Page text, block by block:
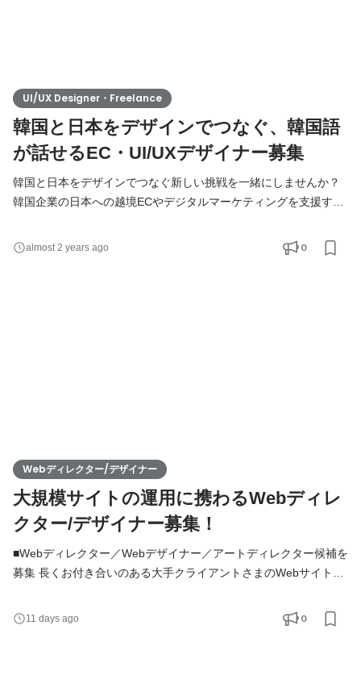
UI/UX Designer・Freelance
韓国と日本をデザインでつなぐ、韓国語
が話せるEC・UI/UXデザイナー募集
韓国と日本をデザインでつなぐ新しい挑戦を一緒にしませんか？
韓国企業の日本への越境ECやデジタルマーケティングを支援する
ています。 また、日本の韓国向けデジタルマーケティングのクリ
エイティブ制作や、日本法人の韓国現地クリエイティブ制作にも
almost 2 years ago 0
Webディレクター/デザイナー
大規模サイトの運用に携わるWebディレ
クター/デザイナー募集！
■Webディレクター／Webデザイナー／アートディレクター候補を
募集 長くお付き合いのある大手クライアントさまのWebサイト運
バナー作成 など）から、LPのデザイン、Webアプリのデザイン、
サイト全体のデザイン設計など多岐にわたります。 デザイン専門
11 days ago 0